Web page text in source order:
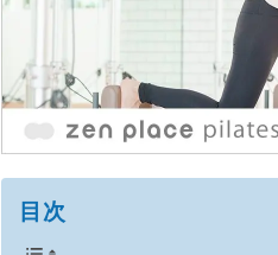
目次